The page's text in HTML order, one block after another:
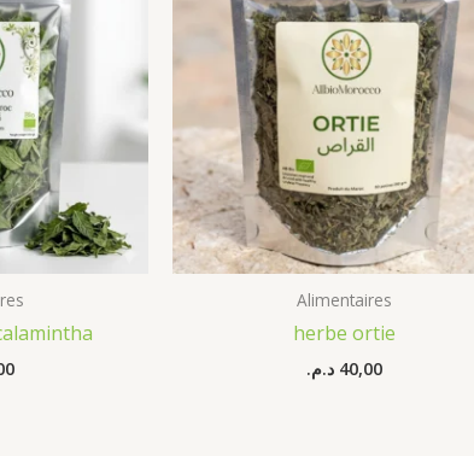
Alimentaires
herbe ortie
40,00 د.م.